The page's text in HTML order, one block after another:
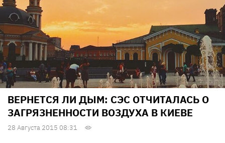
ВЕРНЕТСЯ ЛИ ДЫМ: СЭС ОТЧИТАЛАСЬ О
ЗАГРЯЗНЕННОСТИ ВОЗДУХА В КИЕВЕ
28 Августа 2015 08:31